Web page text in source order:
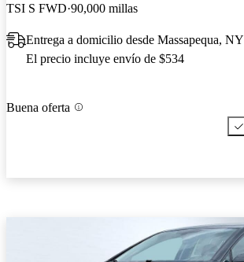
TSI S FWD 90,000 millas
Entrega a domicilio desde Massapequa, NY
El precio incluye envío de $534
Buena oferta